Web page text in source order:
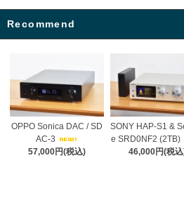
Recommend
OPPO Sonica DAC / SD
AC-3
57,000円(税込)
SONY HAP-S1 &
e SRD0NF2 (2TB)
46,000円(税